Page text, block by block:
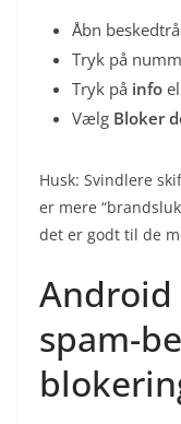
Åbn
Tryk på
Tryk på info
Vælg Bloker
Husk: Svindlere
er mere
det er godt til de
Android
spam-